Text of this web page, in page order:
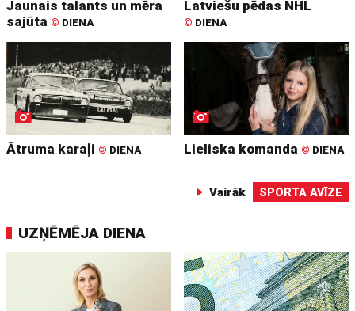
Jaunais talants un mēra
sajūta © DIENA
Latviešu pēdas NHL
© DIENA
Ātruma karaļi © DIENA Lieliska komanda © DIENA
Vairāk SPORTA AVĪZE
UZŅĒMĒJA DIENA